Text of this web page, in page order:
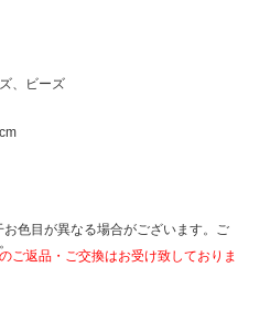
、ビーズ
お色目が異なる場合がございます。ご
ご返品・ご交換はお受け致しておりま